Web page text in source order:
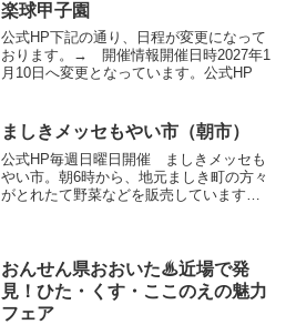
楽球甲子園
公式HP下記の通り、日程が変更になって
おります。→ 開催情報開催日時2027年1
月10日へ変更となっています。公式HP
ましきメッセもやい市（朝市）
公式HP毎週日曜日開催 ましきメッセも
やい市。朝6時から、地元ましき町の方々
がとれたて野菜などを販売しています。
～8時（売切れ...
おんせん県おおいた♨近場で発
見！ひた・くす・ここのえの魅力
フェア